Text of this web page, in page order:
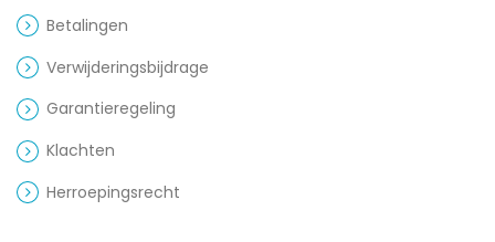
Betalingen
Verwijderingsbijdrage
Garantieregeling
Klachten
Herroepingsrecht